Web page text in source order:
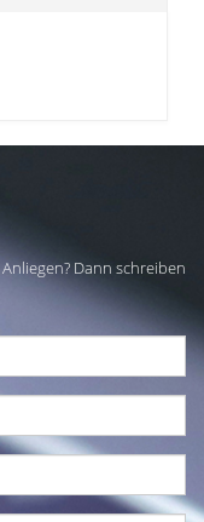
Dann schreiben